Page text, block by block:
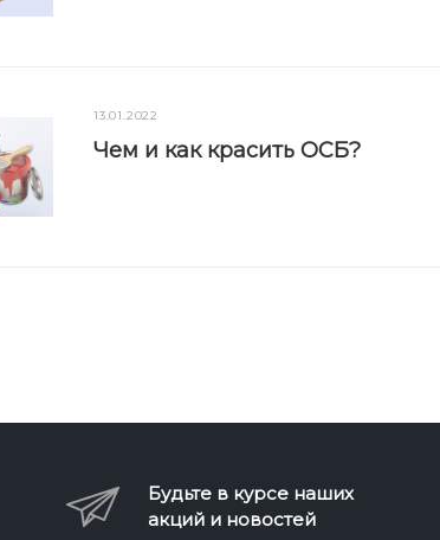
13.01.2022
Чем и как красить ОСБ?
Будьте в курсе наших
акций и новостей